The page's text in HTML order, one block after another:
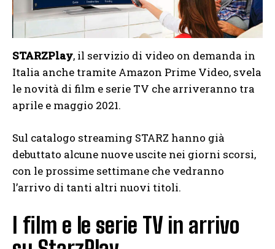
STARZPlay, il servizio di video on demanda in
Italia anche tramite Amazon Prime Video, svela
le novità di film e serie TV che arriveranno tra
aprile e maggio 2021.
Sul catalogo streaming STARZ hanno già
debuttato alcune nuove uscite nei giorni scorsi,
con le prossime settimane che vedranno
l’arrivo di tanti altri nuovi titoli.
I film e le serie TV in arrivo